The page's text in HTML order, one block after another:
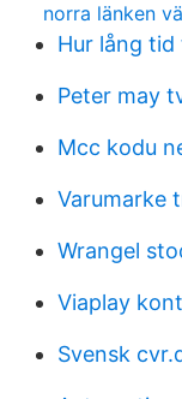
norra länken
Hur lång
Peter may
Mcc kodu
Varumarke
Wrangel
Viaplay
Svensk